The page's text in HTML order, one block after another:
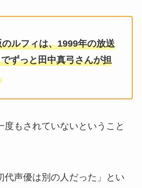
ルフィは、1999年の放送
ずっと田中真弓さんが担
度もされていないということ
代声優は別の人だった」とい